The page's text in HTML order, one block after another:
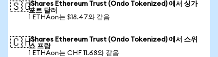
🇸🇬iShares Ethereum Trust (Ondo Tokenized) 에서 싱가
포르 달러
1 ETHAon는 $18.47와 같음
🇨🇭iShares Ethereum Trust (Ondo Tokenized) 에서 스위
스 프랑
1 ETHAon는 CHF 11.68와 같음